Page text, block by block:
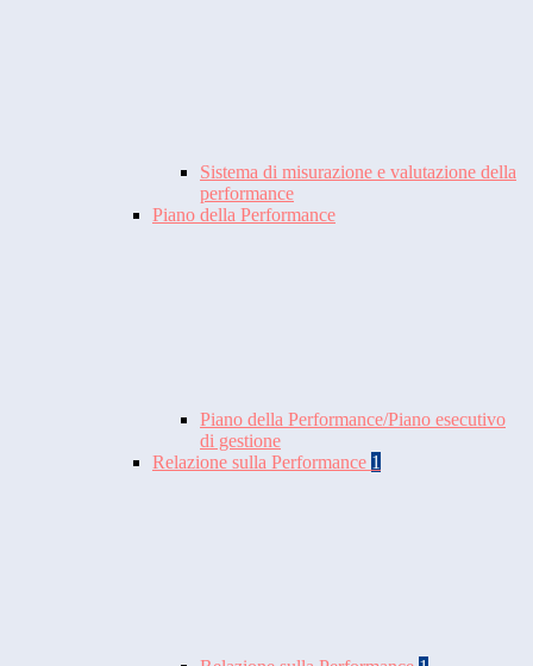
Sistema di misurazione e valutazione della
performance
Piano della Performance
Piano della Performance/Piano esecutivo
di gestione
Relazione sulla Performance 1